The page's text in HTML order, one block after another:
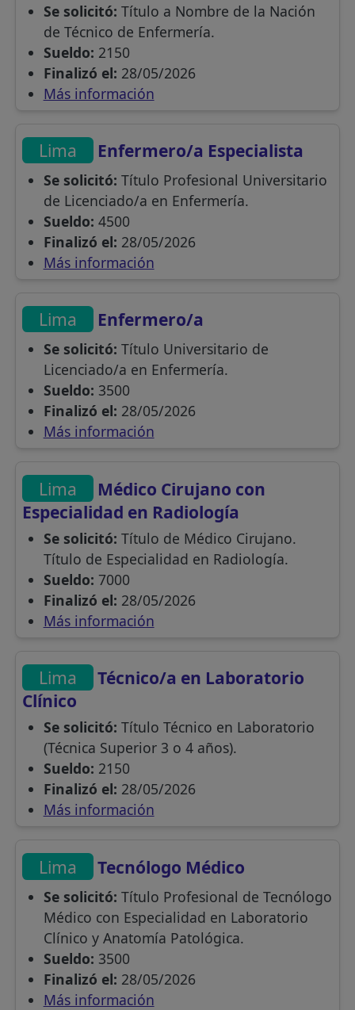
Se solicitó: Título a Nombre de la Nación
de Técnico de Enfermería.
Sueldo: 2150
Finalizó el: 28/05/2026
Más información
Lima Enfermero/a Especialista
Se solicitó: Título Profesional Universitario
de Licenciado/a en Enfermería.
Sueldo: 4500
Finalizó el: 28/05/2026
Más información
Lima Enfermero/a
Se solicitó: Título Universitario de
Licenciado/a en Enfermería.
Sueldo: 3500
Finalizó el: 28/05/2026
Más información
Lima
Médico Cirujano con
Especialidad en Radiología
Se solicitó: Título de Médico Cirujano.
Título de Especialidad en Radiología.
Sueldo: 7000
Finalizó el: 28/05/2026
Más información
Lima
Técnico/a en Laboratorio
Clínico
Se solicitó: Título Técnico en Laboratorio
(Técnica Superior 3 o 4 años).
Sueldo: 2150
Finalizó el: 28/05/2026
Más información
Lima Tecnólogo Médico
Se solicitó: Título Profesional de Tecnólogo
Médico con Especialidad en Laboratorio
Clínico y Anatomía Patológica.
Sueldo: 3500
Finalizó el: 28/05/2026
Más información